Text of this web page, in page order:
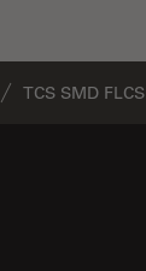
TCS SMD FLCS